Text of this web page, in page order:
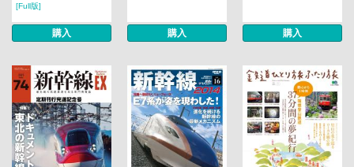
[Full版]
購入 購入 購入